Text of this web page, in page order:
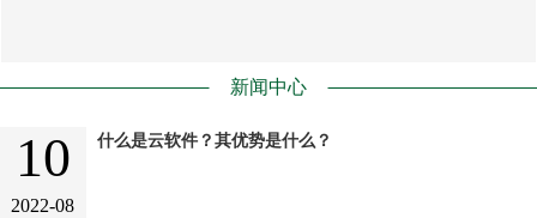
新闻中心
10
2022-08
什么是云软件？其优势是什么？